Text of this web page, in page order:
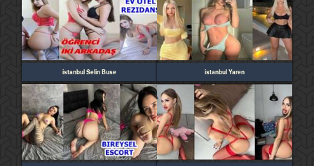
istanbul Selin Buse istanbul Yaren